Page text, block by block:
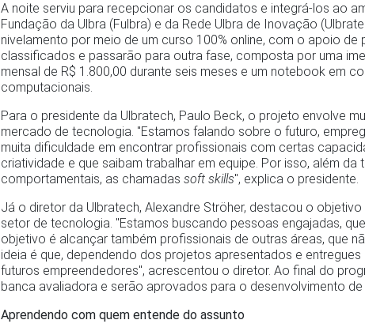
A noite serviu para recepcionar os candidatos e integrá-los ao
Fundação da Ulbra (Fulbra) e da Rede Ulbra de Inovação
nivelamento por meio de um curso 100% online, com o apoio
classificados e passarão para outra fase, composta por uma
mensal de R$ 1.800,00 durante seis meses e um notebook em
computacionais.
Para o presidente da Ulbratech, Paulo Beck, o projeto envolve
mercado de tecnologia. "Estamos falando sobre o futuro,
muita dificuldade em encontrar profissionais com certas
criatividade e que saibam trabalhar em equipe. Por isso, além
comportamentais, as chamadas soft skills", explica o presidente.
Já o diretor da Ulbratech, Alexandre Ströher, destacou o
setor de tecnologia. "Estamos buscando pessoas engajadas,
objetivo é alcançar também profissionais de outras áreas, que
ideia é que, dependendo dos projetos apresentados e
futuros empreendedores", acrescentou o diretor. Ao final do
banca avaliadora e serão aprovados para o desenvolvimento
Aprendendo com quem entende do assunto